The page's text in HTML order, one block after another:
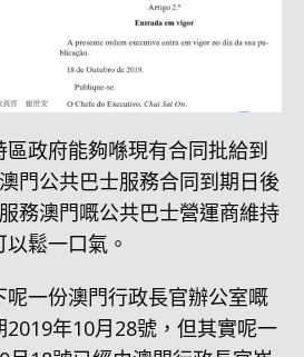
政府能夠喺現有合同批給到
門公共巴士服務合同到期日後
務澳門嘅公共巴士營運商維持
鬆一口氣。
呢一份澳門行政長官辦公室嘅
年10月28號，但其實呢一